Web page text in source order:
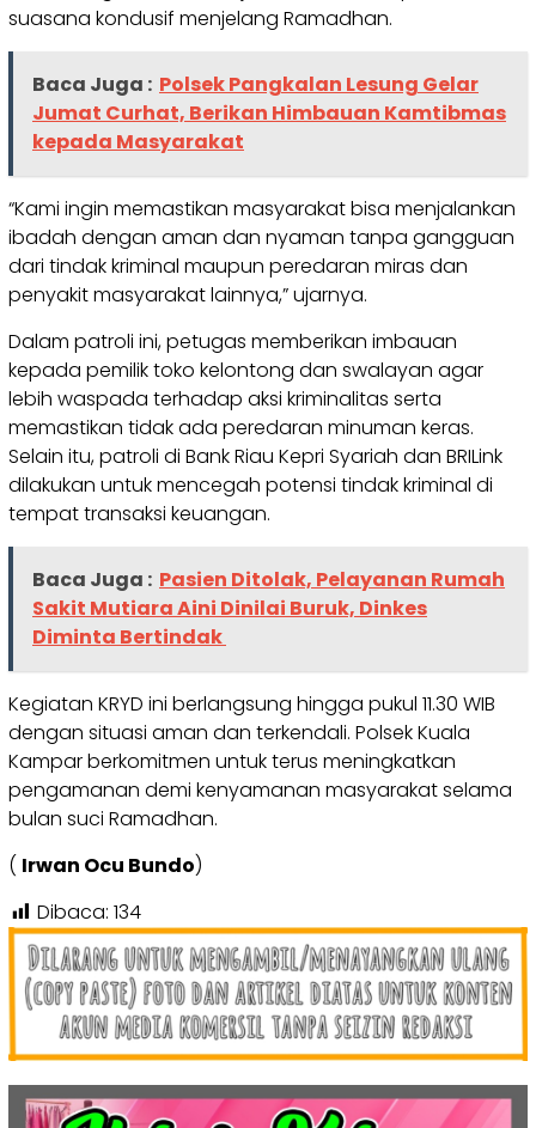
suasana kondusif menjelang Ramadhan.
Baca Juga : Polsek Pangkalan Lesung Gelar
Jumat Curhat, Berikan Himbauan Kamtibmas
kepada Masyarakat
“Kami ingin memastikan masyarakat bisa menjalankan
ibadah dengan aman dan nyaman tanpa gangguan
dari tindak kriminal maupun peredaran miras dan
penyakit masyarakat lainnya,” ujarnya.
Dalam patroli ini, petugas memberikan imbauan
kepada pemilik toko kelontong dan swalayan agar
lebih waspada terhadap aksi kriminalitas serta
memastikan tidak ada peredaran minuman keras.
Selain itu, patroli di Bank Riau Kepri Syariah dan BRILink
dilakukan untuk mencegah potensi tindak kriminal di
tempat transaksi keuangan.
Baca Juga : Pasien Ditolak, Pelayanan Rumah
Sakit Mutiara Aini Dinilai Buruk, Dinkes
Diminta Bertindak
Kegiatan KRYD ini berlangsung hingga pukul 11.30 WIB
dengan situasi aman dan terkendali. Polsek Kuala
Kampar berkomitmen untuk terus meningkatkan
pengamanan demi kenyamanan masyarakat selama
bulan suci Ramadhan.
( Irwan Ocu Bundo)
Dibaca: 134